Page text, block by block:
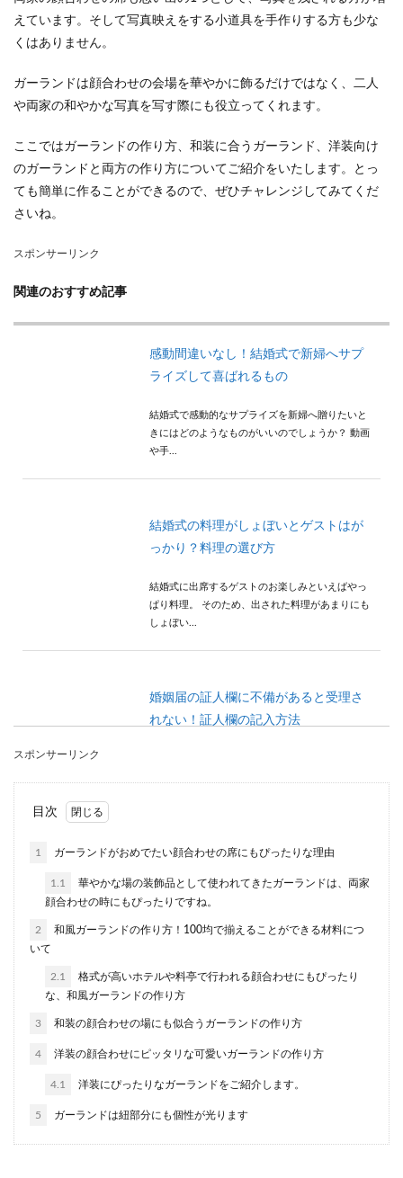
えています。そして写真映えをする小道具を手作りする方も少な
くはありません。
ガーランドは顔合わせの会場を華やかに飾るだけではなく、二人
や両家の和やかな写真を写す際にも役立ってくれます。
ここではガーランドの作り方、和装に合うガーランド、洋装向け
のガーランドと両方の作り方についてご紹介をいたします。とっ
ても簡単に作ることができるので、ぜひチャレンジしてみてくだ
さいね。
スポンサーリンク
関連のおすすめ記事
感動間違いなし！結婚式で新婦へサプ
ライズして喜ばれるもの
結婚式で感動的なサプライズを新婦へ贈りたいと
きにはどのようなものがいいのでしょうか？ 動画
や手...
結婚式の料理がしょぼいとゲストはが
っかり？料理の選び方
結婚式に出席するゲストのお楽しみといえばやっ
ぱり料理。 そのため、出された料理があまりにも
しょぼい...
婚姻届の証人欄に不備があると受理さ
れない！証人欄の記入方法
す結婚資金の考え方
子供が結婚をする場合には、親からのご祝儀とい
すすめ！作り方をご紹介
ーに挑戦してみてはいかがでしょうか？写真など
スポンサーリンク
目次
1 ガーランドがおめでたい顔合わせの席にもぴったりな理由
1.1
華やかな場の装飾品として使われてきたガーランドは、両家
顔合わせの時にもぴったりですね。
2
和風ガーランドの作り方！100均で揃えることができる材料につ
いて
2.1
格式が高いホテルや料亭で行われる顔合わせにもぴったり
な、和風ガーランドの作り方
3 和装の顔合わせの場にも似合うガーランドの作り方
4 洋装の顔合わせにピッタリな可愛いガーランドの作り方
4.1 洋装にぴったりなガーランドをご紹介します。
5 ガーランドは紐部分にも個性が光ります